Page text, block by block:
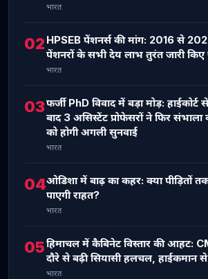
भारत
02 HPSEB पेंशनर्स की मांग: 2016 से
पेंशनरों के सभी देय लाभ तुरंत जारी किए
भारत
03फर्जी PhD विवाद में बड़ा मोड़:
बाद 3 असिस्टेंट प्रोफेसरों ने फिर
को होगी अगली सुनवाई
भारत
04ओडिशा में बाढ़ का कहर: क्या पीड़ितों
पाएगी राहत?
भारत
05हिमाचल में कैबिनेट विस्तार की आहट:
दौरे से बढ़ी सियासी हलचल, हाईकमान से
भारत